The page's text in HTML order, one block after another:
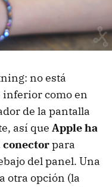
no está
inferior como en
de la pantalla
así que Apple ha
conectorpara
del panel. Una
otra opción (la